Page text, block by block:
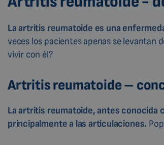
La artritis reumatoide es una
veces los pacientes apenas se levantan
vivir con él?
Artritis reumatoide –
La artritis reumatoide, antes conocida
principalmente a las articulaciones.